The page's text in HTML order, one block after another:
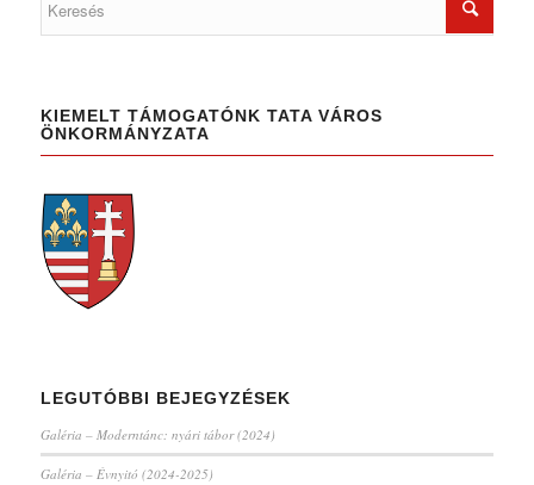
KIEMELT TÁMOGATÓNK TATA VÁROS
ÖNKORMÁNYZATA
LEGUTÓBBI BEJEGYZÉSEK
Galéria – Moderntánc: nyári tábor (2024)
Galéria – Évnyitó (2024-2025)